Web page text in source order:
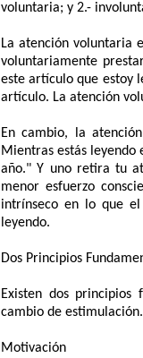
voluntaria; y 2.-
La atención voluntaria
voluntariamente
este artículo que estoy
artículo. La atención
En cambio, la
Mientras estás
año." Y unoretira tu
menor esfuerzo
intrínseco en lo que el
leyendo.
Dos Principios F
Existen dos principios
cambio de estimulación.
Motivación